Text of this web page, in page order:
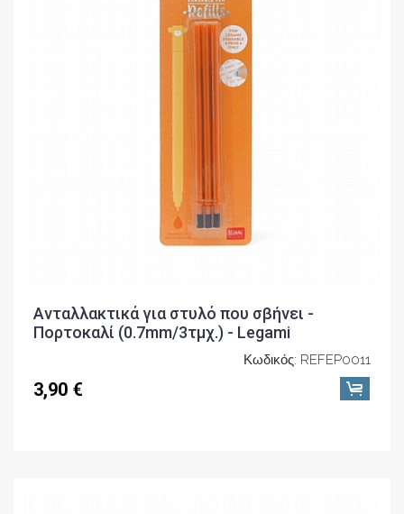
Ανταλλακτικά για στυλό που σβήνει -
Πορτοκαλί (0.7mm/3τμχ.) - Legami
Κωδικός: REFEP0011
3,90 €